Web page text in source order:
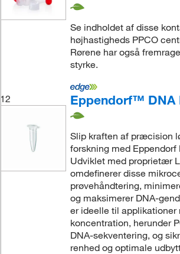
Se indholdet af disse
højhastigheds PPCO
Rørene har også
styrke.
12 Eppendorf™
Slip kraften af præcision
forskning med Eppendorf
Udviklet med proprietær
omdefinerer disse
prøvehåndtering,
og maksimerer DNA-
er ideelle til applikationer
koncentration, herunder
DNA-sekventering, og
renhed og optimale